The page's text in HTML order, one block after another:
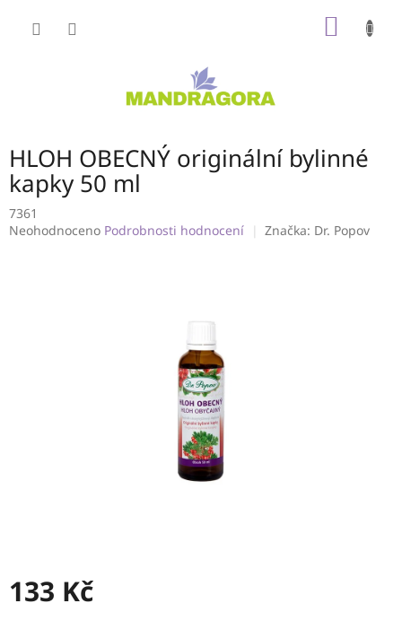
HLOH OBECNÝ originální bylinné
kapky 50 ml
7361
Průměrné
Neohodnoceno Podrobnosti hodnocení Značka: Dr. Popov
133 Kč